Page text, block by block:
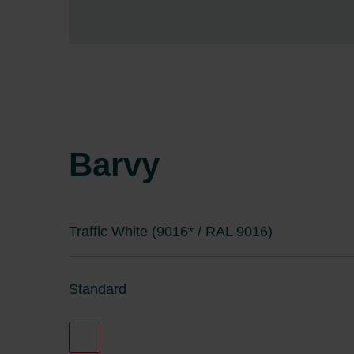
Barvy
Traffic White (9016* / RAL 9016)
Standard